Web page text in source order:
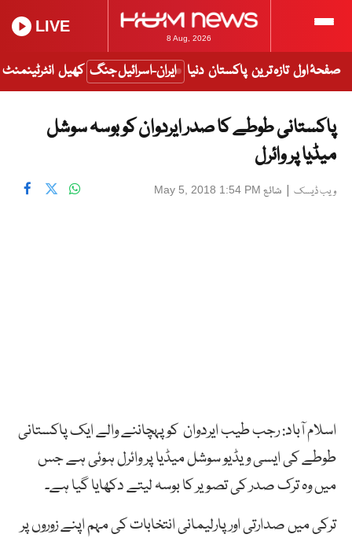
8 Aug, 2026
LIVE
صفحۂ اول تازہ ترین پاکستان دنیا ایران-اسرائیل جنگ کھیل انٹرٹینمنٹ
پاکستانی طوطے کا صدر ایردوان کو بوسہ سوشل
میڈیا پر وائرل
ویب ڈیسک | شائع May 5, 2018 1:54 PM
اسلام آباد: رجب طیب ایردوان کو پہچاننے والے ایک پاکستانی
طوطے کی ایسی ویڈیو سوشل میڈیا پر وائرل ہوئی ہے جس
میں وہ ترک صدر کی تصویر کا بوسہ لیتے دکھایا گیا ہے۔
ترکی میں صدارتی اور پارلیمانی انتخابات کی مہم اپنے زوروں پر